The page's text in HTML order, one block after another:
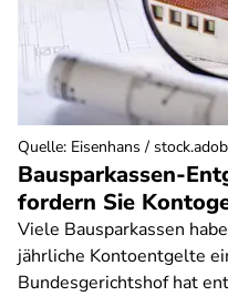
Bausparkassen-
fordern Sie
Viele Bausparkassen
jährliche Kontoentgelte
Bundesgerichtshof hat
Quelle: Eisenhans /